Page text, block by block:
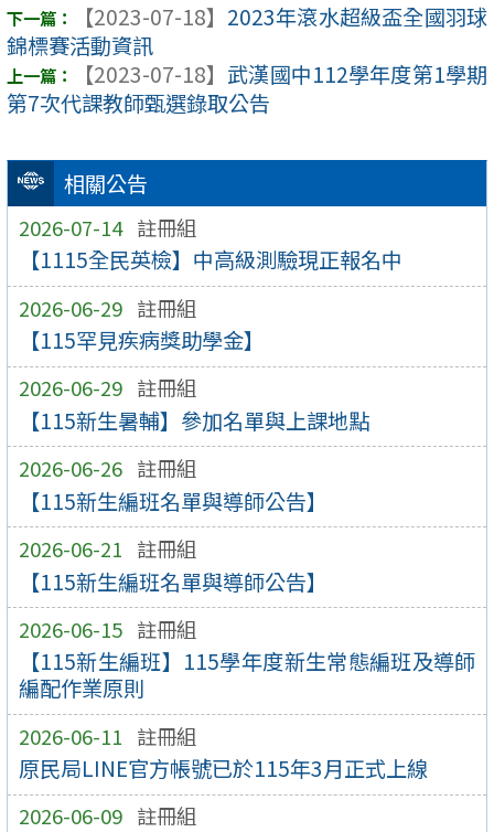
相關公告
2026-07-14 註冊組
【1115全民英檢】中高級測驗現正報名中
2026-06-29 註冊組
【115罕見疾病獎助學金】
2026-06-29 註冊組
【115新生暑輔】參加名單與上課地點
2026-06-26 註冊組
【115新生編班名單與導師公告】
2026-06-21 註冊組
【115新生編班名單與導師公告】
2026-06-15 註冊組
【115新生編班】115學年度新生常態編班及導師
編配作業原則
2026-06-11 註冊組
原民局LINE官方帳號已於115年3月正式上線
2026-06-09 註冊組
【2023-07-18】 2023年滾水超級盃全國羽球
錦標賽活動資訊
【2023-07-18】 武漢國中112學年度第1學期
第7次代課教師甄選錄取公告